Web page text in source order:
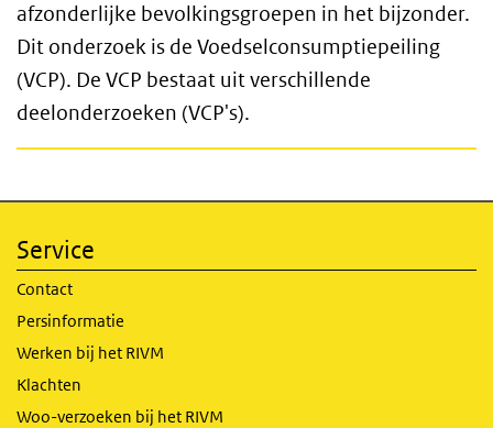
afzonderlijke bevolkingsgroepen in het bijzonder.
Dit onderzoek is de Voedselconsumptiepeiling
(VCP). De VCP bestaat uit verschillende
deelonderzoeken (VCP's).
Service
Contact
Persinformatie
Werken bij het RIVM
Klachten
Woo-verzoeken bij het RIVM